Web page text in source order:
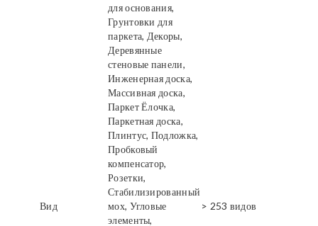
Вид
для основания,
Грунтовки для
паркета, Декоры,
Деревянные
стеновые панели,
Инженерная доска,
Массивная доска,
Паркет Ёлочка,
Паркетная доска,
Плинтус, Подложка,
Пробковый
компенсатор,
Розетки,
Стабилизированный
мох, Угловые
элементы,
> 253 видов